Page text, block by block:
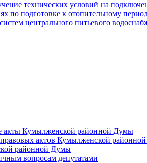
технических условий на
по подготовке к отопительному
центрального питьевого
акты Кумылженской районной Думы
актов Кумылженской
районной Думы
вопросам депутатами